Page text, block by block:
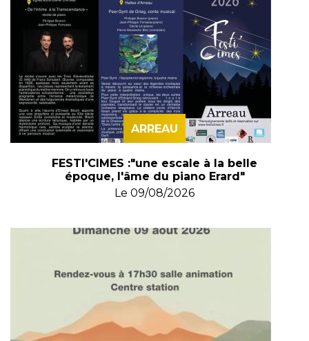
ARREAU
FESTI'CIMES :"une escale à la belle
époque, l'âme du piano Erard"
Le 09/08/2026